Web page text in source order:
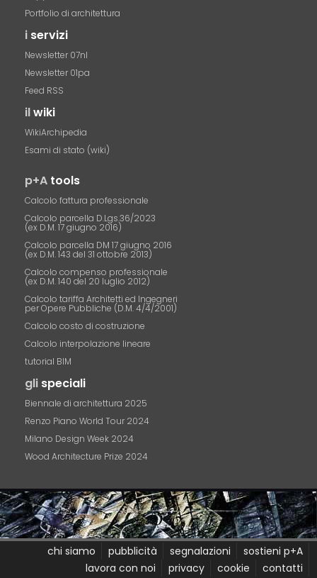
Portfolio di architettura
i servizi
Newsletter 07nl
Newsletter 01pa
Feed RSS
ilwiki
WikiArchipedia
Esami di stato (wiki)
p+A tools
Calcolo fattura professionale
Calcolo parcella D.Lgs.36/2023
(ex D.M. 17 giugno 2016)
Calcolo parcella DM 17 giugno 2016
(ex D.M. 143 del 31 ottobre 2013)
Calcolo compenso professionale
(ex D.M. 140 del 20 luglio 2012)
Calcolo tariffa Architetti ed Ingegneri
per Opere Pubbliche (D.M. 4/4/2001)
Calcolo costo di costruzione
Calcolo interpolazione lineare
tutorial BIM
gli speciali
Biennale di architettura 2025
Renzo Piano World Tour 2024
Milano Design Week 2024
Wood Architecture Prize 2024
chi siamo pubblicità segnalazioni
sostieni p+A
lavora con noi
privacy cookie contatti